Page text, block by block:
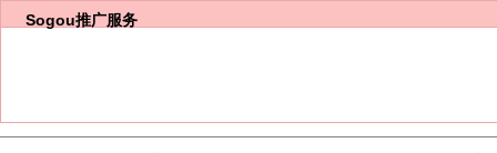
Sogou推广服务